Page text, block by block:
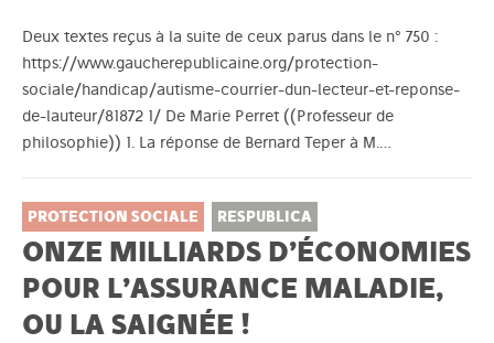
Deux textes reçus à la suite de ceux parus dans le n° 750 :
https://www.gaucherepublicaine.org/protection-
sociale/handicap/autisme-courrier-dun-lecteur-et-reponse-
de-lauteur/81872 1/ De Marie Perret ((Professeur de
philosophie)) 1. La réponse de Bernard Teper à M.…
PROTECTION SOCIALE RESPUBLICA
ONZE MILLIARDS D’ÉCONOMIES
POUR L’ASSURANCE MALADIE,
OU LA SAIGNÉE !